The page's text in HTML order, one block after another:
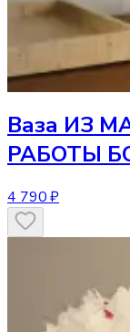
Ваза ИЗ
РАБОТЫ
4 790 ₽